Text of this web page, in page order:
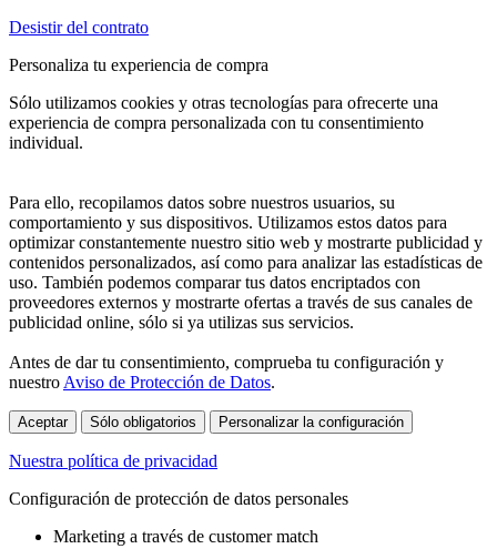
Desistir del contrato
Personaliza tu experiencia de compra
Sólo utilizamos cookies y otras tecnologías para ofrecerte una
experiencia de compra personalizada con tu consentimiento
individual.
Para ello, recopilamos datos sobre nuestros usuarios, su
comportamiento y sus dispositivos. Utilizamos estos datos para
optimizar constantemente nuestro sitio web y mostrarte publicidad y
contenidos personalizados, así como para analizar las estadísticas de
uso. También podemos comparar tus datos encriptados con
proveedores externos y mostrarte ofertas a través de sus canales de
publicidad online, sólo si ya utilizas sus servicios.
Antes de dar tu consentimiento, comprueba tu configuración y
nuestro Aviso de Protección de Datos.
Aceptar Sólo obligatorios Personalizar la configuración
Nuestra política de privacidad
Configuración de protección de datos personales
Marketing a través de customer match